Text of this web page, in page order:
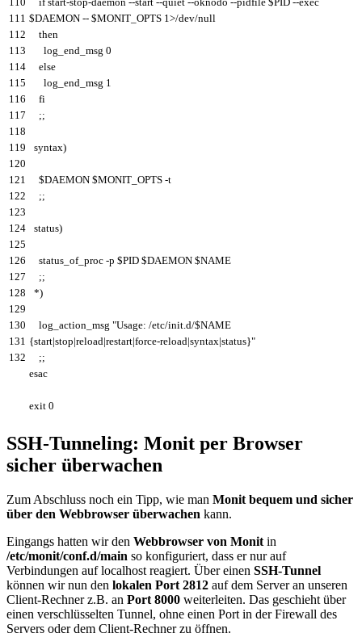
111
112
113
114
115
116
117
118
119
120
121
122
123
124
125
126
127
128
129
130
131
132
$DAEMON -- $MONIT OPTS 1 >/dev/null
then
log_end msg 0
else
log_end msg 1
fi
;;
syntax)
$DAEMON $MONIT_OPTS -t
;;
status)
status_of_proc -p $PID $DAEMON $NAME
;;
*)
log_action msg "Usage: /etc/init.d/$NAME
{start|stop|reload|restart|force-reload|syntax|status}"
;;
esac
exit 0
SSH-Tunneling: Monit per Browser
sicher überwachen
Zum Abschluss noch ein Tipp, wie man Monit bequem und sicher
über den Webbrowser überwachen kann.
Eingangs hatten wir den Webbrowser von Monit in
/etc/monit/conf.d/main so konfiguriert, dass er nur auf
Verbindungen auf localhost reagiert. Über einen SSH-Tunnel
können wir nun den lokalen Port 2812 auf dem Server an unseren
Client-Rechner z.B. an Port 8000 weiterleiten. Das geschieht über
einen verschlüsselten Tunnel, ohne einen Port in der Firewall des
Servers oder dem Client-Rechner zu öffnen.